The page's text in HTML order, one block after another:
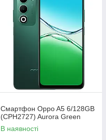
Смартфон Oppo A5 6/128GB
(CPH2727) Aurora Green
В наявності